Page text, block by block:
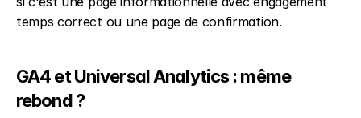
temps correct ou une page de confirmation.
GA4 et Universal Analytics : même
rebond ?